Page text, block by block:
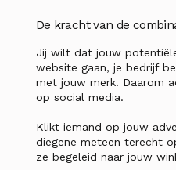
De kracht van de
Jij wilt dat jouw
website gaan, je bedrijf
met jouw merk. Daarom
op social media.
Klikt iemand op jouw
diegene meteen terecht
ze begeleid naar jouw